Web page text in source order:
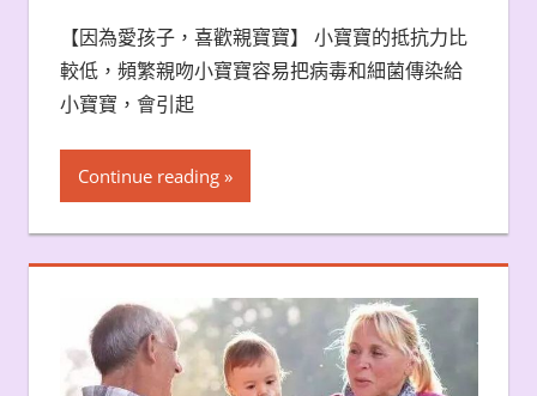
【因為愛孩子，喜歡親寶寶】 小寶寶的抵抗力比
較低，頻繁親吻小寶寶容易把病毒和細菌傳染給
小寶寶，會引起
Continue reading